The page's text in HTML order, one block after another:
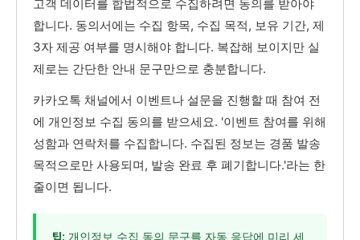
고객 데이터를 합법적으로 수집하려면 동의를 받아야
합니다. 동의서에는 수집 항목, 수집 목적, 보유 기간, 제
3자 제공 여부를 명시해야 합니다. 복잡해 보이지만 실
제로는 간단한 안내 문구만으로 충분합니다.
카카오톡 채널에서 이벤트나 설문을 진행할 때 참여 전
에 개인정보 수집 동의를 받으세요. '이벤트 참여를 위해
성함과 연락처를 수집합니다. 수집된 정보는 경품 발송
목적으로만 사용되며, 발송 완료 후 폐기합니다.'라는 한
줄이면 됩니다.
팁: 개인정보 수집 동의 문구를 자동 응답에 미리 세